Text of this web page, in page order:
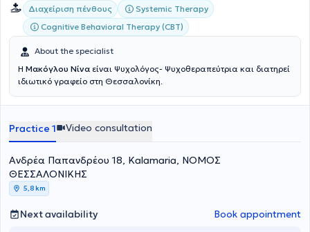
Διαχείριση πένθους
Systemic Therapy
Cognitive Behavioral Therapy (CBT)
About the specialist
Η Μακόγλου Νίνα είναι Ψυχολόγος- Ψυχοθεραπεύτρια και διατηρεί
ιδιωτικό γραφείο στη Θεσσαλονίκη.
Practice 1 Video consultation
Ανδρέα Παπανδρέου 18, Kalamaria, ΝΟΜΟΣ
ΘΕΣΣΑΛΟΝΙΚΗΣ
5,8 km
Next availability Book appointment